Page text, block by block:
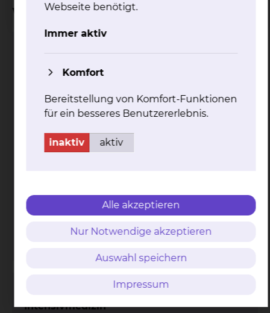
Wichtige Kontakte
Perinatalzentrum
Fax: +49 531 595 3793
Per E-Mail kontaktieren
Neonatologie & Pädiatrische
Intensivmedizin
Webseite benötigt.
Immer aktiv
Komfort
Bereitstellung von Komfort-Funktionen
für ein besseres Benutzererlebnis.
inaktiv aktiv
Alle akzeptieren
Nur Notwendige akzeptieren
Auswahl speichern
Impressum